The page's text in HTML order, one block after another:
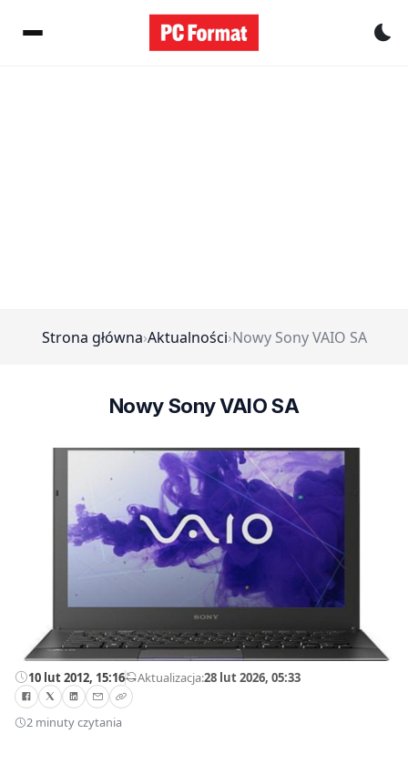
Strona główna›Aktualności›Nowy Sony VAIO SA
Nowy Sony VAIO SA
10 lut 2012, 15:16—Aktualizacja:28 lut 2026, 05:33
2 minuty czytania